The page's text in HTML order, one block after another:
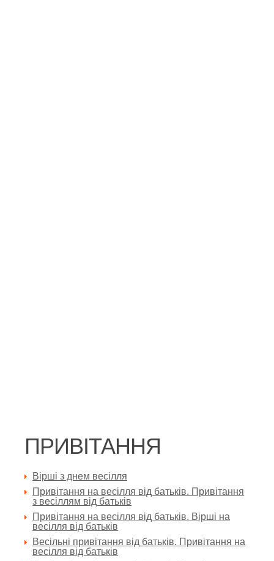
ПРИВІТАННЯ
Вірші з днем весілля
Привітання на весілля від батьків. Привітання
з весіллям від батьків
Привітання на весілля від батьків. Вірші на
весілля від батьків
Весільні привітання від батьків. Привітання на
весілля від батьків